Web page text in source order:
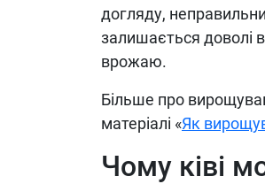
догляду,
залишається доволі
врожаю.
Більше про
матеріалі «Як
Чому ківі